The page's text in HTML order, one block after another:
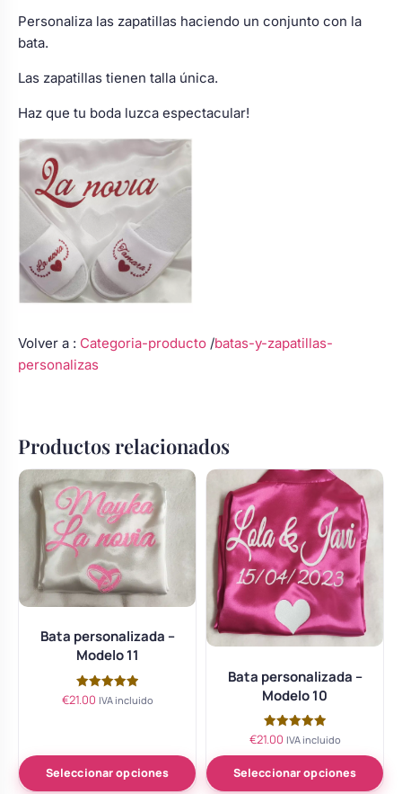
Personaliza las zapatillas haciendo un conjunto con la
bata.
Las zapatillas tienen talla única.
Haz que tu boda luzca espectacular!
Volver a : Categoria-producto /batas-y-zapatillas-
personalizas
Productos relacionados
Bata personalizada –
Modelo 11
Valorado
con
€21.00 IVA incluido
Seleccionar opciones
Bata personalizada –
Modelo 10
Valorado
5.00
de 5
€21.00 IVA incluido
Seleccionar opciones